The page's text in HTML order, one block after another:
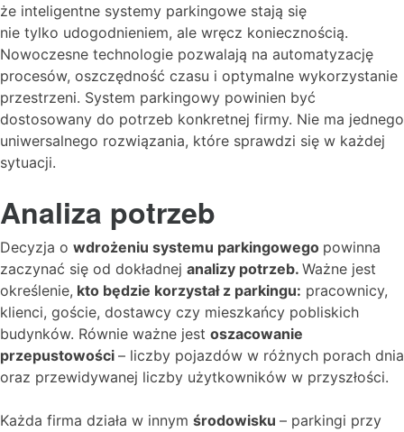
że inteligentne systemy parkingowe stają się
nie tylko udogodnieniem, ale wręcz koniecznością.
Nowoczesne technologie pozwalają na automatyzację
procesów, oszczędność czasu i optymalne wykorzystanie
przestrzeni. System parkingowy powinien być
dostosowany do potrzeb konkretnej firmy. Nie ma jednego
uniwersalnego rozwiązania, które sprawdzi się w każdej
sytuacji.
Analiza potrzeb
Decyzja o wdrożeniu systemu parkingowego powinna
zaczynać się od dokładnej analizy potrzeb. Ważne jest
określenie, kto będzie korzystał z parkingu: pracownicy,
klienci, goście, dostawcy czy mieszkańcy pobliskich
budynków. Równie ważne jest oszacowanie
przepustowości – liczby pojazdów w różnych porach dnia
oraz przewidywanej liczby użytkowników w przyszłości.
Każda firma działa w innym środowisku – parkingi przy